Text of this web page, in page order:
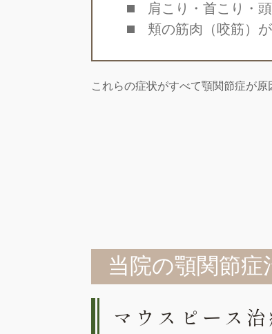
肩こり・首こり・
頬の筋肉（咬筋）
これらの症状がすべて顎関節症が
当院の顎関節症
マウスピース